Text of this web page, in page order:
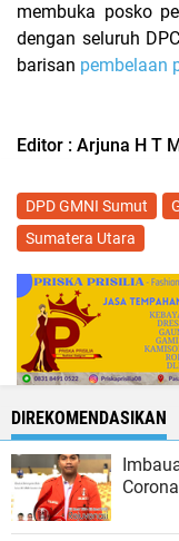
membuka posko
dengan seluruh
barisan pembelaan
Editor : Arjuna H T
DPD GMNI Sumut
Sumatera Utara
DIREKOMENDASIKAN